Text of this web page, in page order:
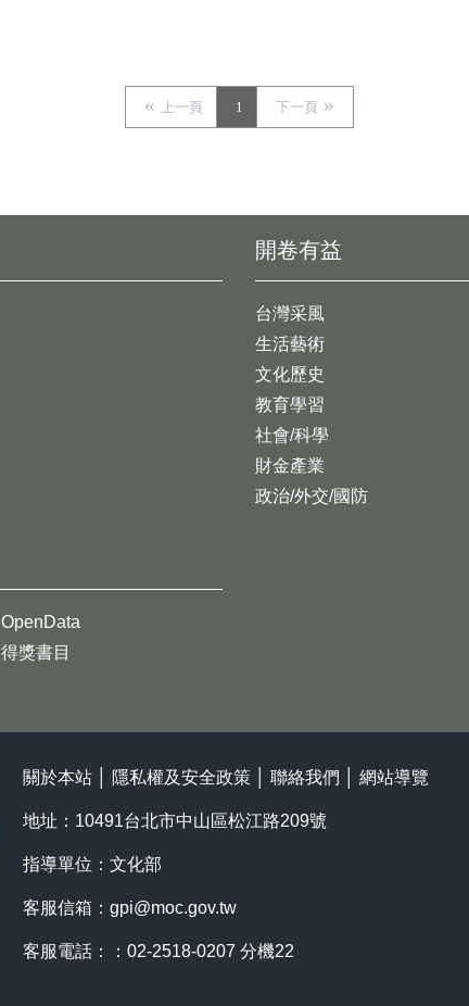
上一頁 1 下一頁
開卷有益
台灣采風
生活藝術
文化歷史
教育學習
社會/科學
財金產業
政治/外交/國防
OpenData
得獎書目
關於本站 隱私權及安全政策 聯絡我們 網站導覽
地址：10491台北市中山區松江路209號
指導單位：文化部
客服信箱： gpi@moc.gov.tw
客服電話：：02-2518-0207 分機22